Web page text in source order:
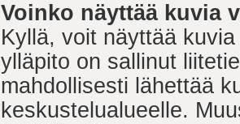
Voinko näyttää kuvia
Kyllä, voit näyttää
ylläpito on sallinut
mahdollisesti lähettää
keskustelualueelle.